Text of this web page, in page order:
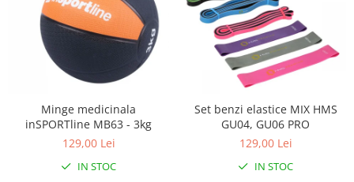
Minge medicinala
inSPORTline MB63 - 3kg
129,00 Lei
IN STOC
Set benzi elastice MIX HMS
GU04, GU06 PRO
129,00 Lei
IN STOC